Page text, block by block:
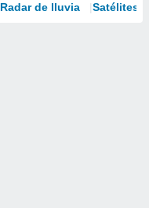
Radar de lluvia Satélites